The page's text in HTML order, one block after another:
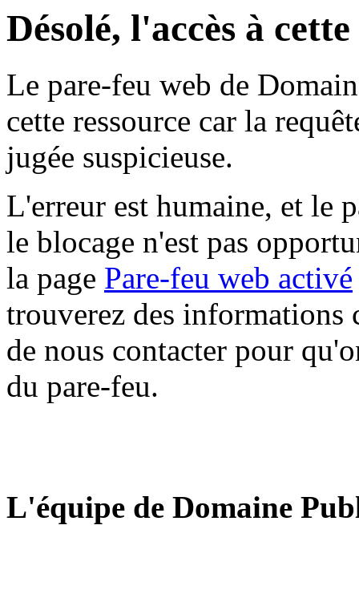
Désolé, l'accès à
Le pare-feu web de
cette ressource car la
jugée suspicieuse.
L'erreur est humaine, et le
le blocage n'est pas
la page Pare-feu web activé
trouverez des informations
de nous contacter pour
du pare-feu.
L'équipe de Domaine